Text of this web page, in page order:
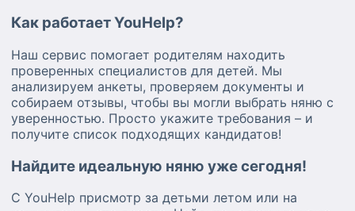
Как работает YouHelp?
Наш сервис помогает родителям находить
проверенных специалистов для детей. Мы
анализируем анкеты, проверяем документы и
собираем отзывы, чтобы вы могли выбрать няню с
уверенностью. Просто укажите требования – и
получите список подходящих кандидатов!
Найдите идеальную няню уже сегодня!
С YouHelp присмотр за детьми летом или на